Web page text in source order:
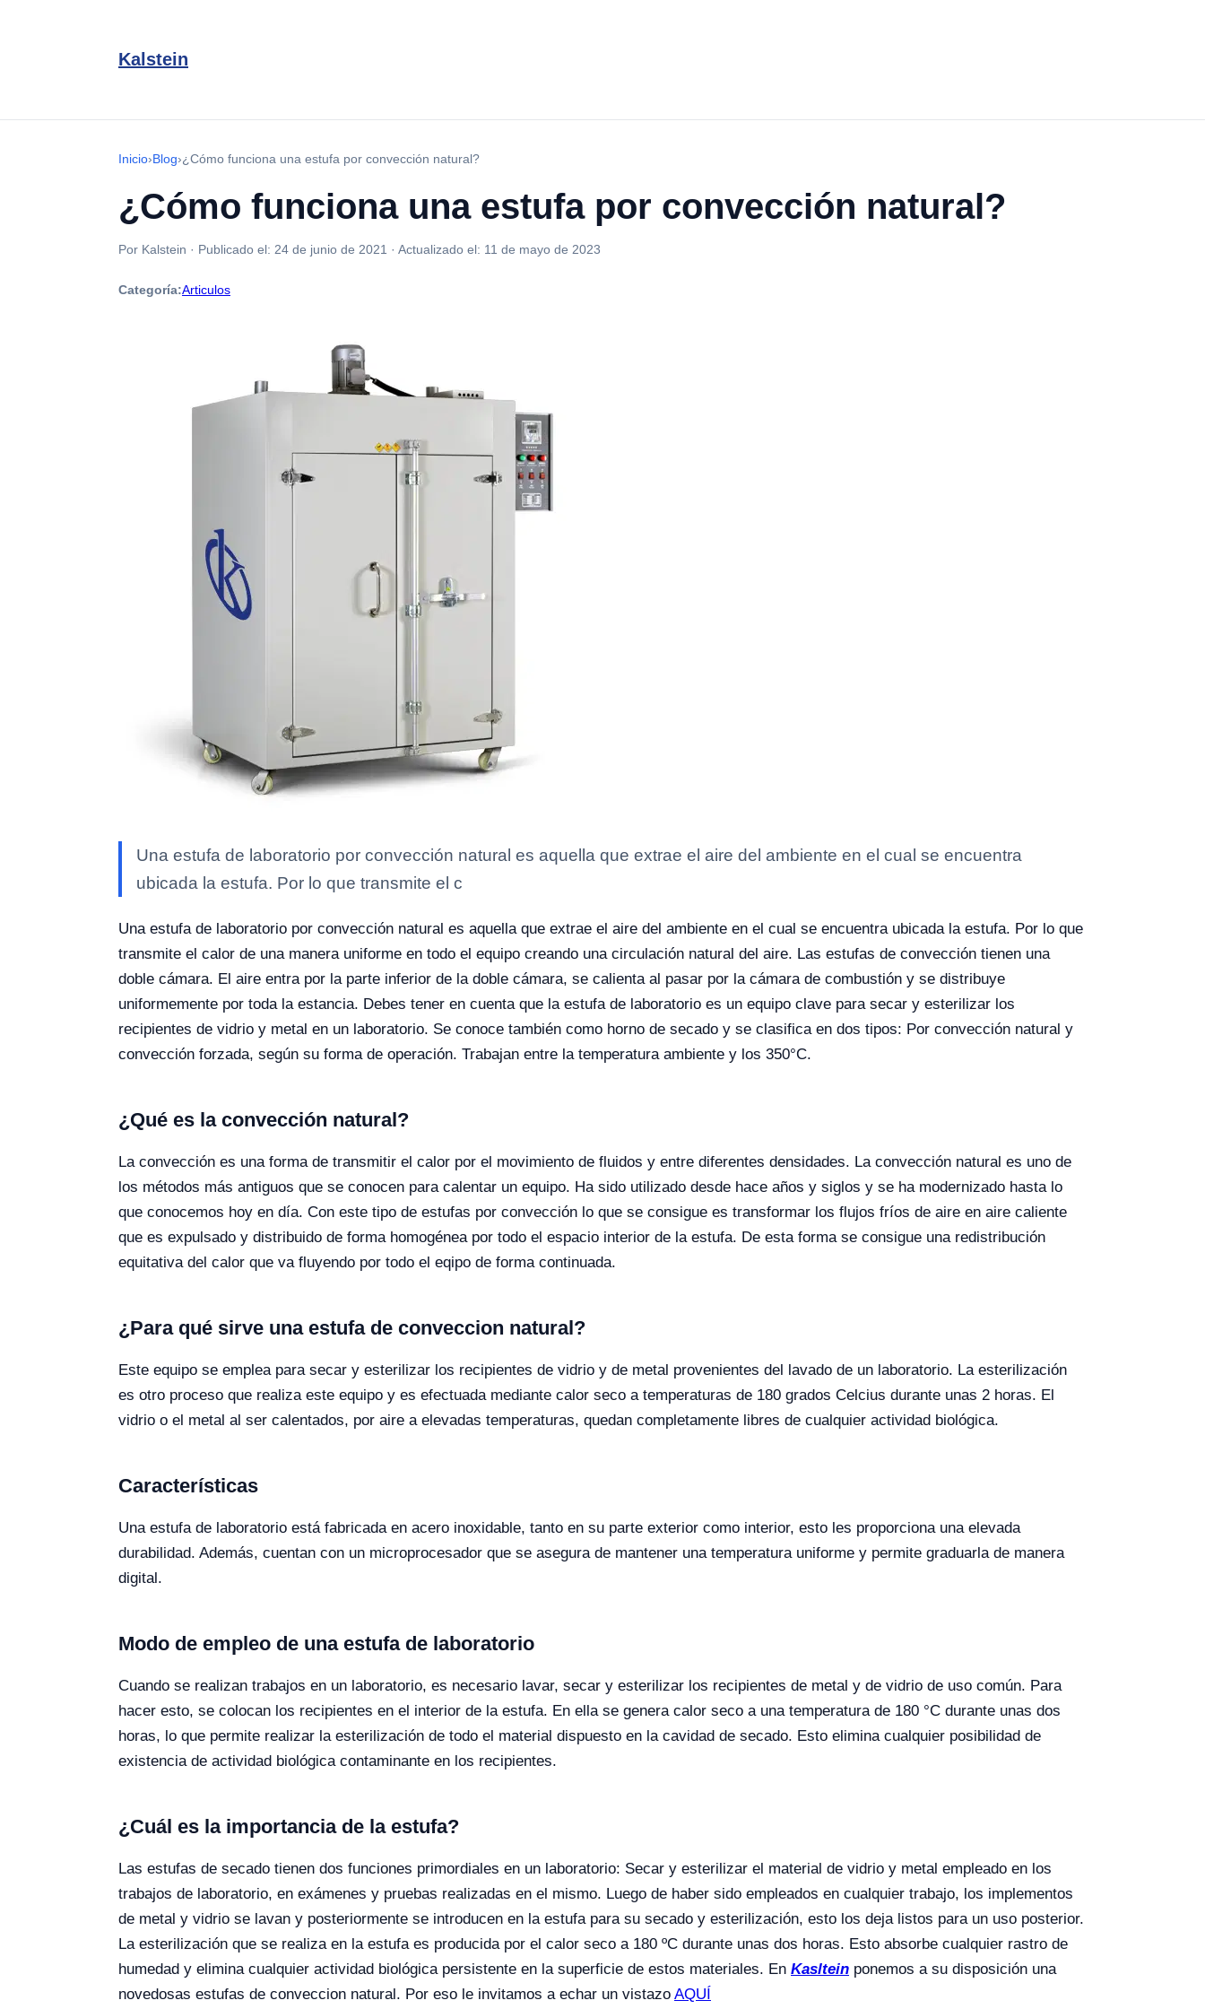
Kalstein
Inicio›Blog›¿Cómo funciona una estufa por convección natural?
¿Cómo funciona una estufa por convección natural?
Por Kalstein · Publicado el: 24 de junio de 2021 · Actualizado el: 11 de mayo de 2023
Categoría:Articulos
Una estufa de laboratorio por convección natural es aquella que extrae el aire del ambiente en el cual se encuentra
ubicada la estufa. Por lo que transmite el c
Una estufa de laboratorio por convección natural es aquella que extrae el aire del ambiente en el cual se encuentra ubicada la estufa. Por lo que
transmite el calor de una manera uniforme en todo el equipo creando una circulación natural del aire. Las estufas de convección tienen una
doble cámara. El aire entra por la parte inferior de la doble cámara, se calienta al pasar por la cámara de combustión y se distribuye
uniformemente por toda la estancia. Debes tener en cuenta que la estufa de laboratorio es un equipo clave para secar y esterilizar los
recipientes de vidrio y metal en un laboratorio. Se conoce también como horno de secado y se clasifica en dos tipos: Por convección natural y
convección forzada, según su forma de operación. Trabajan entre la temperatura ambiente y los 350°C.
¿Qué es la convección natural?
La convección es una forma de transmitir el calor por el movimiento de fluidos y entre diferentes densidades. La convección natural es uno de
los métodos más antiguos que se conocen para calentar un equipo. Ha sido utilizado desde hace años y siglos y se ha modernizado hasta lo
que conocemos hoy en día. Con este tipo de estufas por convección lo que se consigue es transformar los flujos fríos de aire en aire caliente
que es expulsado y distribuido de forma homogénea por todo el espacio interior de la estufa. De esta forma se consigue una redistribución
equitativa del calor que va fluyendo por todo el eqipo de forma continuada.
¿Para qué sirve una estufa de conveccion natural?
Este equipo se emplea para secar y esterilizar los recipientes de vidrio y de metal provenientes del lavado de un laboratorio. La esterilización
es otro proceso que realiza este equipo y es efectuada mediante calor seco a temperaturas de 180 grados Celcius durante unas 2 horas. El
vidrio o el metal al ser calentados, por aire a elevadas temperaturas, quedan completamente libres de cualquier actividad biológica.
Características
Una estufa de laboratorio está fabricada en acero inoxidable, tanto en su parte exterior como interior, esto les proporciona una elevada
durabilidad. Además, cuentan con un microprocesador que se asegura de mantener una temperatura uniforme y permite graduarla de manera
digital.
Modo de empleo de una estufa de laboratorio
Cuando se realizan trabajos en un laboratorio, es necesario lavar, secar y esterilizar los recipientes de metal y de vidrio de uso común. Para
hacer esto, se colocan los recipientes en el interior de la estufa. En ella se genera calor seco a una temperatura de 180 °C durante unas dos
horas, lo que permite realizar la esterilización de todo el material dispuesto en la cavidad de secado. Esto elimina cualquier posibilidad de
existencia de actividad biológica contaminante en los recipientes.
¿Cuál es la importancia de la estufa?
Las estufas de secado tienen dos funciones primordiales en un laboratorio: Secar y esterilizar el material de vidrio y metal empleado en los
trabajos de laboratorio, en exámenes y pruebas realizadas en el mismo. Luego de haber sido empleados en cualquier trabajo, los implementos
de metal y vidrio se lavan y posteriormente se introducen en la estufa para su secado y esterilización, esto los deja listos para un uso posterior.
La esterilización que se realiza en la estufa es producida por el calor seco a 180 ºC durante unas dos horas. Esto absorbe cualquier rastro de
humedad y elimina cualquier actividad biológica persistente en la superficie de estos materiales. En Kasltein ponemos a su disposición una
novedosas estufas de conveccion natural. Por eso le invitamos a echar un vistazo AQUÍ